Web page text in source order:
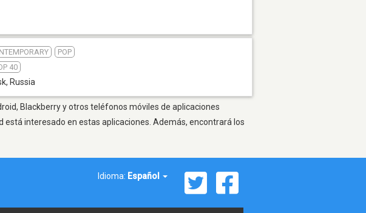
POP
40
, Russia
Blackberry y otros teléfonos móviles de aplicaciones
interesado en estas aplicaciones. Además, encontrará los
Idioma: Español